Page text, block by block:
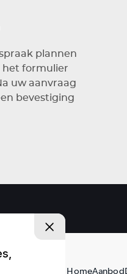
plannen
het formulier
uw aanvraag
bevestiging
HomeAanbod